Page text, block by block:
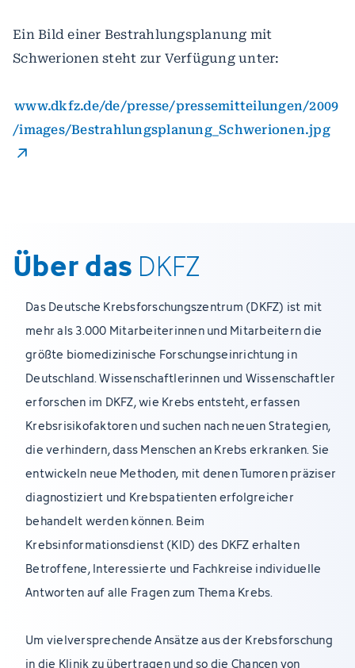
Ein Bild einer Bestrahlungsplanung mit
Schwerionen steht zur Verfügung unter:
www.dkfz.de/de/presse/pressemitteilungen/2009
/images/Bestrahlungsplanung_Schwerionen.jpg
Über das DKFZ
Das Deutsche Krebsforschungszentrum (DKFZ) ist mit
mehr als 3.000 Mitarbeiterinnen und Mitarbeitern die
größte biomedizinische Forschungseinrichtung in
Deutschland. Wissenschaftlerinnen und Wissenschaftler
erforschen im DKFZ, wie Krebs entsteht, erfassen
Krebsrisikofaktoren und suchen nach neuen Strategien,
die verhindern, dass Menschen an Krebs erkranken. Sie
entwickeln neue Methoden, mit denen Tumoren präziser
diagnostiziert und Krebspatienten erfolgreicher
behandelt werden können. Beim
Krebsinformationsdienst (KID) des DKFZ erhalten
Betroffene, Interessierte und Fachkreise individuelle
Antworten auf alle Fragen zum Thema Krebs.
Um vielversprechende Ansätze aus der Krebsforschung
in die Klinik zu übertragen und so die Chancen von